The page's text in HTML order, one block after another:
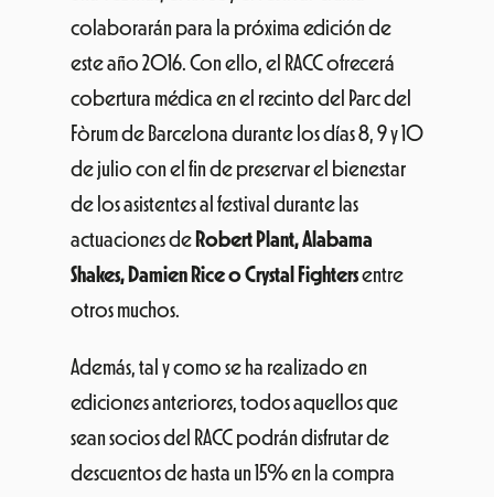
colaborarán para la próxima edición de
este año 2016. Con ello, el RACC ofrecerá
cobertura médica en el recinto del Parc del
Fòrum de Barcelona durante los días 8, 9 y 10
de julio con el fin de preservar el bienestar
de los asistentes al festival durante las
actuaciones de Robert Plant, Alabama
Shakes, Damien Rice o Crystal Fightersentre
otros muchos.
Además, tal y como se ha realizado en
ediciones anteriores, todos aquellos que
sean socios del RACC podrán disfrutar de
descuentos de hasta un 15% en la compra